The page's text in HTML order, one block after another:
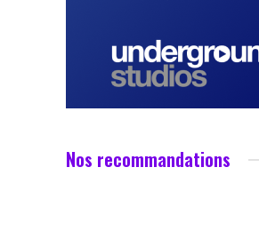
Nos recommandations